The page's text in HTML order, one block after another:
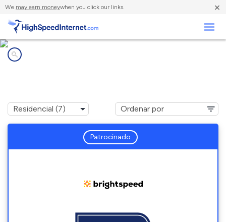
We may earn moneywhen you click our links. ×
Patrocinado